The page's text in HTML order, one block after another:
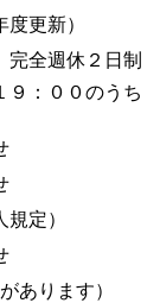
更新）
完全週休２日制
９：００のうち
定）
あります）